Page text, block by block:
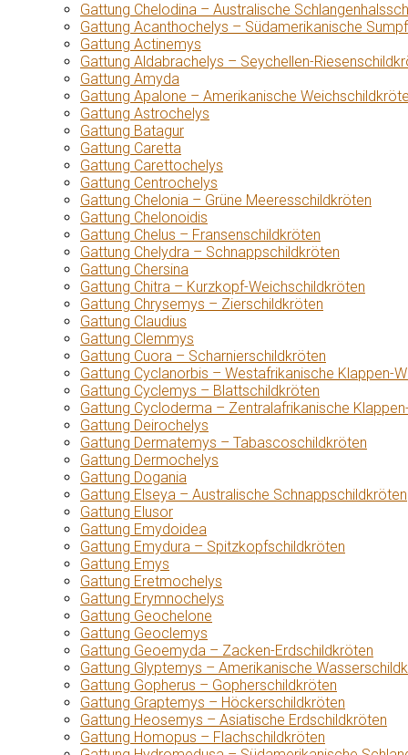
Gattung Chelodina – Australische
Gattung Acanthochelys – Südamerikanische
Gattung Actinemys
Gattung Aldabrachelys – Seychellen-
Gattung Amyda
Gattung Apalone – Amerikanische
Gattung Astrochelys
Gattung Batagur
Gattung Caretta
Gattung Carettochelys
Gattung Centrochelys
Gattung Chelonia – Grüne Meeresschildkröten
Gattung Chelonoidis
Gattung Chelus – Fransenschildkröten
Gattung Chelydra – Schnappschildkröten
Gattung Chersina
Gattung Chitra – Kurzkopf-Weichschildkröten
Gattung Chrysemys – Zierschildkröten
Gattung Claudius
Gattung Clemmys
Gattung Cuora – Scharnierschildkröten
Gattung Cyclanorbis – Westafrikanische Klappen-
Gattung Cyclemys – Blattschildkröten
Gattung Cycloderma – Zentralafrikanische
Gattung Deirochelys
Gattung Dermatemys – Tabascoschildkröten
Gattung Dermochelys
Gattung Dogania
Gattung Elseya – Australische Schnappschildkröten
Gattung Elusor
Gattung Emydoidea
Gattung Emydura – Spitzkopfschildkröten
Gattung Emys
Gattung Eretmochelys
Gattung Erymnochelys
Gattung Geochelone
Gattung Geoclemys
Gattung Geoemyda – Zacken-Erdschildkröten
Gattung Glyptemys – Amerikanische
Gattung Gopherus – Gopherschildkröten
Gattung Graptemys – Höckerschildkröten
Gattung Heosemys – Asiatische Erdschildkröten
Gattung Homopus – Flachschildkröten